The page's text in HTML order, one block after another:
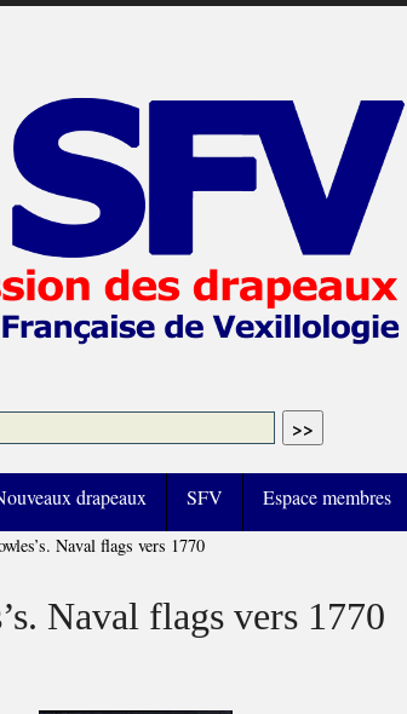
drapeaux SFV Espace membres
Naval flags vers 1770
Naval flags vers 1770